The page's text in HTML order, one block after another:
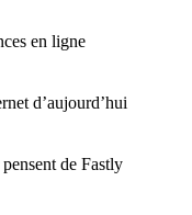
en ligne
d’aujourd’hui
de Fastly